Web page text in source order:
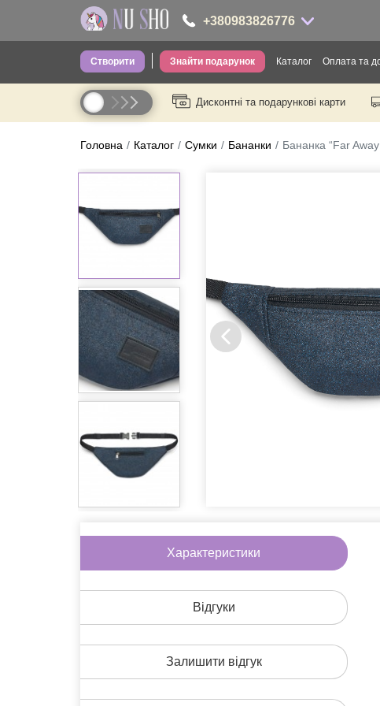
Створити Знайти подарунок Каталог
Одяг для
Одяг для дітей
Посуд
Термопосуд
Канцелярія
Ігри
Література
Подарункові
Оплата та
Дисконтні та подарункові карти
+380983826776
+380983826776
----
Головна Каталог Сумки Бананки Бананка “Far
Характеристики
Відгуки
Залишити відгук